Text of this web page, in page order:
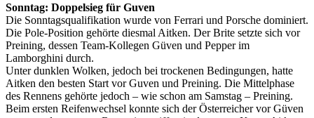
Sonntag: Doppelsieg für Guven
Die Sonntagsqualifikation wurde von Ferrari und Porsche dominiert.
Die Pole-Position gehörte diesmal Aitken. Der Brite setzte sich vor
Preining, dessen Team-Kollegen Güven und Pepper im
Lamborghini durch.
Unter dunklen Wolken, jedoch bei trockenen Bedingungen, hatte
Aitken den besten Start vor Guven und Preining. Die Mittelphase
des Rennens gehörte jedoch – wie schon am Samstag – Preining.
Beim ersten Reifenwechsel konnte sich der Österreicher vor Güven